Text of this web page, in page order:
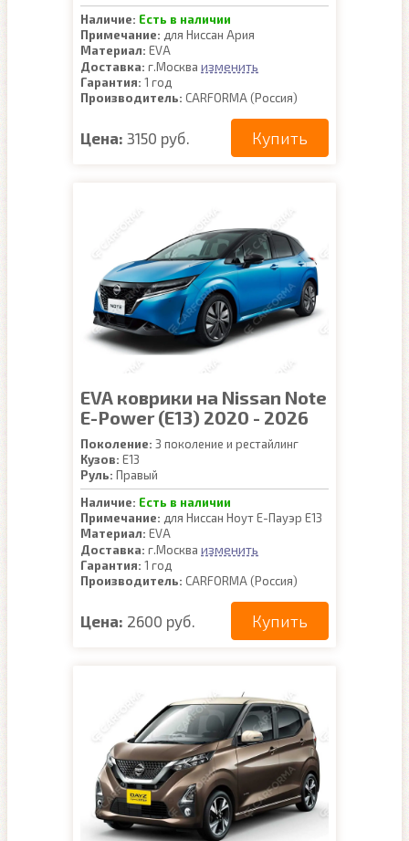
Наличие: Есть в наличии
Примечание: для Ниссан Ария
Материал: EVA
Доставка: г.Москва изменить
Гарантия: 1 год
Производитель: CARFORMA (Россия)
Цена: 3150 руб. Купить
EVA коврики на Nissan Note
E-Power (E13) 2020 - 2026
Поколение: 3 поколение и рестайлинг
Кузов: E13
Руль: Правый
Наличие: Есть в наличии
Примечание: для Ниссан Ноут Е-Пауэр Е13
Материал: EVA
Доставка: г.Москва изменить
Гарантия: 1 год
Производитель: CARFORMA (Россия)
Цена: 2600 руб. Купить